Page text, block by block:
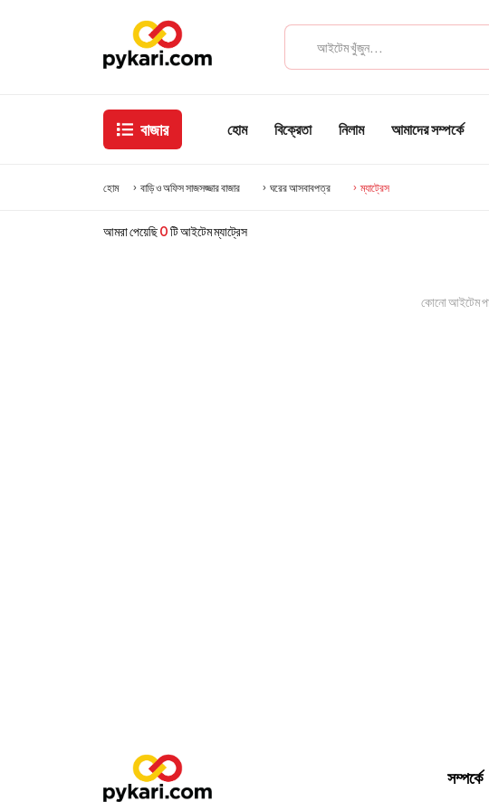
বাজার হোম বিক্রেতা নিলাম আমাদের সম্পর্কে
হোম বাড়ি ও অফিস সাজসজ্জার বাজার ঘরের আসবাবপত্র ম্যাট্রেস
আমরা পেয়েছি0টি আইটেম ম্যাট্রেস
কোনো আইটেম
সম্পর্কে